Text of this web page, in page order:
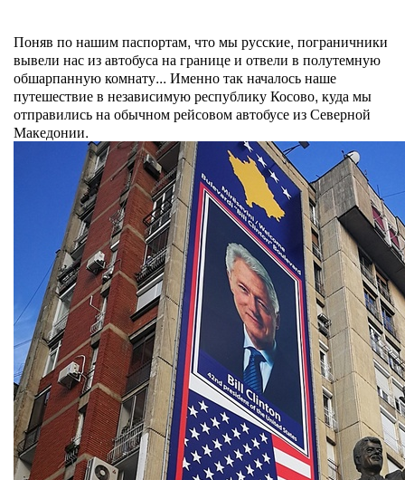
Поняв по нашим паспортам, что мы русские, пограничники
вывели нас из автобуса на границе и отвели в полутемную
обшарпанную комнату... Именно так началось наше
путешествие в независимую республику Косово, куда мы
отправились на обычном рейсовом автобусе из Северной
Македонии.